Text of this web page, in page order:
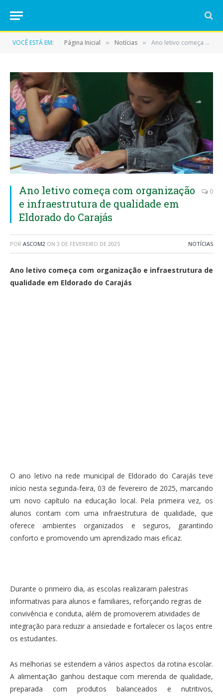
VOCÊ ESTÁ EM: Página Inicial » Notícias » Ano letivo começa com organização e infraestrutura de qualidade em Eldorado do Carajás
Ano letivo começa com organização
e infraestrutura de qualidade em
Eldorado do Carajás
0
POR ASCOM2 ON 3 DE FEVEREIRO DE 2025 NOTÍCIAS
Ano letivo começa com organização e infraestrutura de
qualidade em Eldorado do Carajás
O ano letivo na rede municipal de Eldorado do Carajás teve
início nesta segunda-feira, 03 de fevereiro de 2025, marcando
um novo capítulo na educação local. Pela primeira vez, os
alunos contam com uma infraestrutura de qualidade, que
oferece ambientes organizados e seguros, garantindo
conforto e promovendo um aprendizado mais eficaz.
Durante o primeiro dia, as escolas realizaram palestras
informativas para alunos e familiares, reforçando regras de
convivência e conduta, além de promoverem atividades de
integração para reduzir a ansiedade e fortalecer os laços entre
os estudantes.
As melhorias se estendem a vários aspectos da rotina escolar.
A alimentação ganhou destaque com merenda de qualidade,
preparada com produtos balanceados e nutritivos,